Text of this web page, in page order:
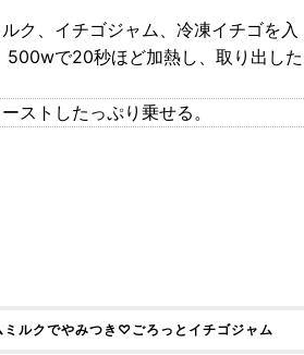
ク、イチゴジャム、冷凍イチゴを入
500wで20秒ほど加熱し、取り出した
トしたっぷり乗せる。
ミルクでやみつき♡ごろっとイチゴジャム